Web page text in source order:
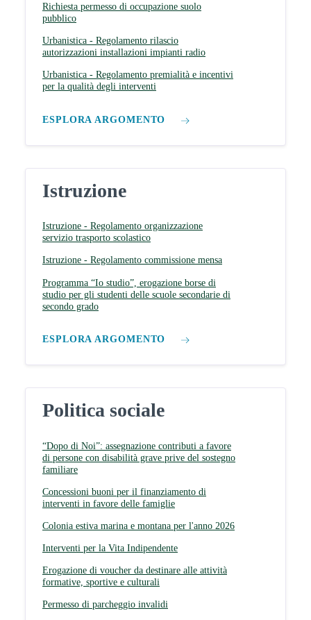
Richiesta permesso di occupazione suolo
pubblico
Urbanistica - Regolamento rilascio
autorizzazioni installazioni impianti radio
Urbanistica - Regolamento premialità e incentivi
per la qualità degli interventi
ESPLORA ARGOMENTO
Istruzione
Istruzione - Regolamento organizzazione
servizio trasporto scolastico
Istruzione - Regolamento commissione mensa
Programma “Io studio”, erogazione borse di
studio per gli studenti delle scuole secondarie di
secondo grado
ESPLORA ARGOMENTO
Politica sociale
“Dopo di Noi”: assegnazione contributi a favore
di persone con disabilità grave prive del sostegno
familiare
Concessioni buoni per il finanziamento di
interventi in favore delle famiglie
Colonia estiva marina e montana per l'anno 2026
Interventi per la Vita Indipendente
Erogazione di voucher da destinare alle attività
formative, sportive e culturali
Permesso di parcheggio invalidi